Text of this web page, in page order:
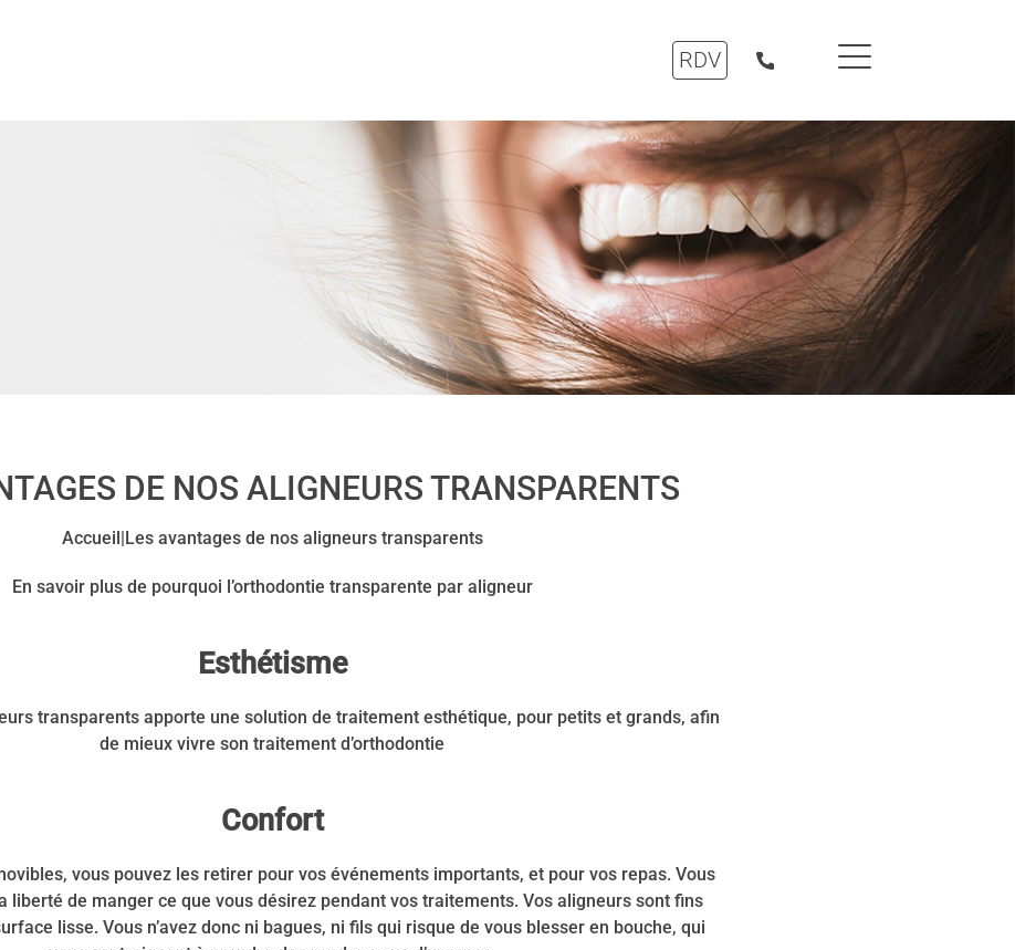
RDV
DE NOS ALIGNEURS TRANSPARENTS
Accueil Les avantages de nos aligneurs transparents
En savoir plus de pourquoi l’orthodontie transparente par aligneur
Esthétisme
transparents apporte une solution de traitement esthétique, pour petits et grands, afin
de mieux vivre son traitement d’orthodontie
Confort
vous pouvez les retirer pour vos événements importants, et pour vos repas. Vous
liberté de manger ce que vous désirez pendant vos traitements. Vos aligneurs sont fins
lisse. Vous n’avez donc ni bagues, ni fils qui risque de vous blesser en bouche, qui